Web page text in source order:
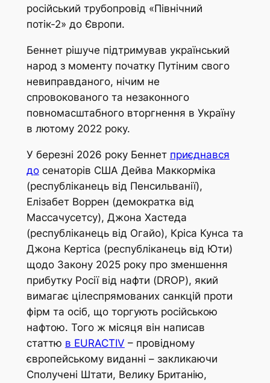
російський трубопровід «Північний
потік-2» до Європи.
Беннет рішуче підтримував український
народ з моменту початку Путіним свого
невиправданого, нічим не
спровокованого та незаконного
повномасштабного вторгнення в Україну
в лютому 2022 року.
У березні 2026 року Беннет приєднався
досенаторів США Дейва Маккорміка
(республіканець від Пенсильванії),
Елізабет Воррен (демократка від
Массачусетсу), Джона Хастеда
(республіканець від Огайо), Кріса Кунса та
Джона Кертіса (республіканець від Юти)
щодо Закону 2025 року про зменшення
прибутку Росії від нафти (DROP), який
вимагає цілеспрямованих санкцій проти
фірм та осіб, що торгують російською
нафтою. Того ж місяця він написав
статтю в EURACTIV – провідному
європейському виданні – закликаючи
Сполучені Штати, Велику Британію,